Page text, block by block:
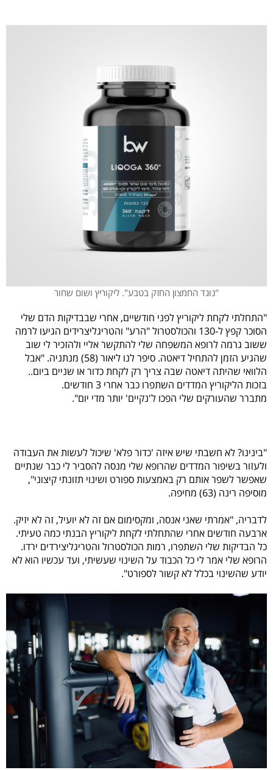
"נוגד החמצון החזק בטבע". ליקוריץ ושום שחור
"התחלתי לקחת ליקוריץ לפני חודשיים, אחרי שבבדיקות הדם שלי
הסוכר קפץ ל-130 והכולסטרול "הרע" והטריגליצרידים הגיעו לרמה
ששוב גרמה לרופא המשפחה שלי להתקשר אליי ולהזכיר לי שוב
שהגיע הזמן להתחיל דיאטה. סיפר לנו ליאור (58) מנתניה. "אבל
הלוואי שהיתה דיאטה שבה צריך רק לקחת כדור או שניים ביום..
בזכות הליקוריץ המדדים השתפרו כבר אחרי 3 חודשים.
מתברר שהעורקים שלי הפכו ל'נקיים' יותר מדי יום".
"בינינו? לא חשבתי שיש איזה 'כדור פלא' שיכול לעשות את העבודה
ולעזור בשיפור המדדים שהרופא שלי מנסה להסביר לי כבר שנתיים
שאפשר לשפר אותם רק באמצעות ספורט ושינוי תזונתי קיצוני",
מוסיפה רינה (63) מחיפה.
לדבריה, "אמרתי שאני אנסה, ומקסימום אם זה לא יועיל, זה לא יזיק.
ארבעה חודשים אחרי שהתחלתי לקחת ליקוריץ הבנתי כמה טעיתי.
כל הבדיקות שלי השתפרו, רמות הכולסטרול והטריגליצירדים ירדו.
הרופא שלי אמר לי כל הכבוד על השינוי שעשיתי, ועד עכשיו הוא לא
יודע שהשינוי בכלל לא קשור לספורט".